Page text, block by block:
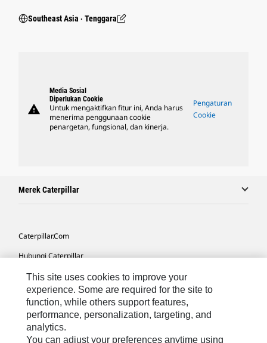
Southeast Asia ‧ Tenggara
warning
Media Sosial
Diperlukan Cookie
Untuk mengaktifkan fitur ini, Anda harus
menerima penggunaan cookie
penargetan, fungsional, dan kinerja.
Pengaturan
Cookie
Merek Caterpillar
Caterpillar.com
Hubungi Caterpillar
Preferensi Pemasaran Saya
Peta Situs
Cookie Settings
Hukum
This site uses cookies to improve your
experience. Some are required for the site to
function, while others support features,
performance, personalization, targeting, and
analytics.
You can adjust your preferences anytime using